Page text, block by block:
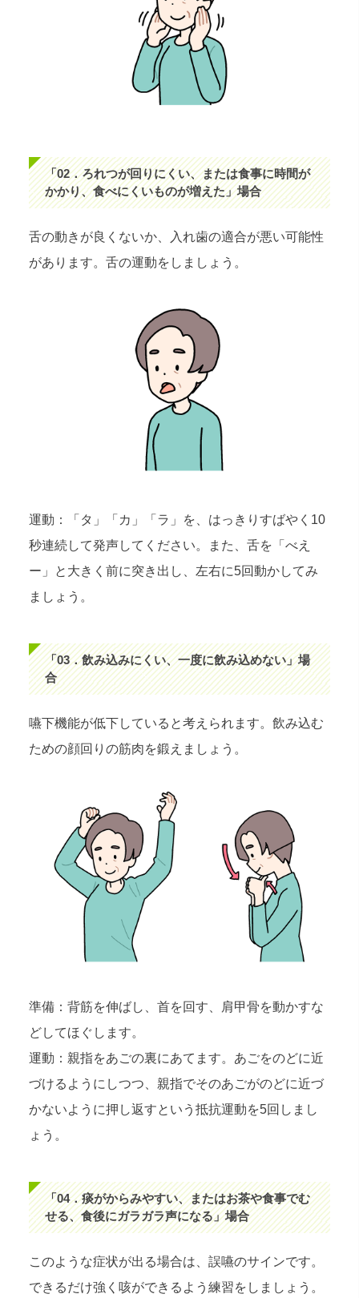
「02．ろれつが回りにくい、または食事に時間が
かかり、食べにくいものが増えた」場合
舌の動きが良くないか、入れ歯の適合が悪い可能性
があります。舌の運動をしましょう。
運動：「タ」「カ」「ラ」を、はっきりすばやく10
秒連続して発声してください。また、舌を「べえ
ー」と大きく前に突き出し、左右に5回動かしてみ
ましょう。
「03．飲み込みにくい、一度に飲み込めない」場
合
嚥下機能が低下していると考えられます。飲み込む
ための顔回りの筋肉を鍛えましょう。
準備：背筋を伸ばし、首を回す、肩甲骨を動かすな
どしてほぐします。
運動：親指をあごの裏にあてます。あごをのどに近
づけるようにしつつ、親指でそのあごがのどに近づ
かないように押し返すという抵抗運動を5回しまし
ょう。
「04．痰がからみやすい、またはお茶や食事でむ
せる、食後にガラガラ声になる」場合
このような症状が出る場合は、誤嚥のサインです。
できるだけ強く咳ができるよう練習をしましょう。